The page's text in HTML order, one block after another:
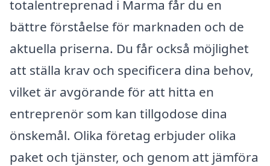
totalentreprenad i Marma får du en
bättre förståelse för marknaden och de
aktuella priserna. Du får också möjlighet
att ställa krav och specificera dina behov,
vilket är avgörande för att hitta en
entreprenör som kan tillgodose dina
önskemål. Olika företag erbjuder olika
paket och tjänster, och genom att jämföra